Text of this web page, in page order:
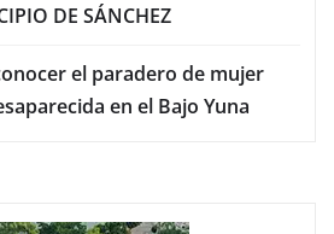
DE SÁNCHEZ
el paradero de mujer
en el Bajo Yuna